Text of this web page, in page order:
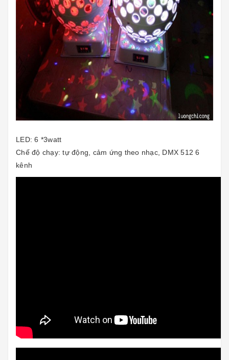
LED: 6 *3watt
Chế độ chạy: tự động, cảm ứng theo nhạc, DMX 512 6
kênh